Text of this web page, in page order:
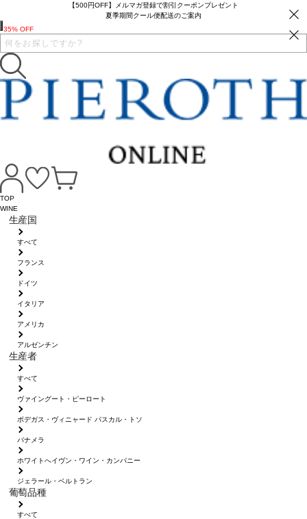
【500円OFF】メルマガ登録で割引クーポンプレゼント
夏季期間クール便配送のご案内
TOP
WINE
生産国
すべて
フランス
ドイツ
イタリア
アメリカ
アルゼンチン
生産者
すべて
ヴァイングート・ピーロート
ボデガス・ヴィニャード パスカル・トソ
パナメラ
ホワイトへイヴン・ワイン・カンパニー
ジェラール・ベルトラン
葡萄品種
すべて
35% OFF